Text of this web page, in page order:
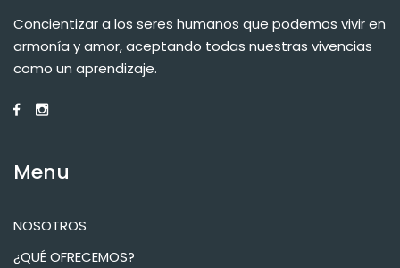
Concientizar a los seres humanos que podemos vivir en
armonía y amor, aceptando todas nuestras vivencias
como un aprendizaje.
Menu
NOSOTROS
¿QUÉ OFRECEMOS?